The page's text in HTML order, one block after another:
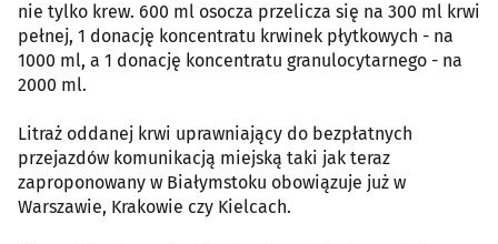
nie tylko krew. 600 ml osocza przelicza się na 300 ml krwi
pełnej, 1 donację koncentratu krwinek płytkowych - na
1000 ml, a 1 donację koncentratu granulocytarnego - na
2000 ml.
Litraż oddanej krwi uprawniający do bezpłatnych
przejazdów komunikacją miejską taki jak teraz
zaproponowany w Białymstoku obowiązuje już w
Warszawie, Krakowie czy Kielcach.